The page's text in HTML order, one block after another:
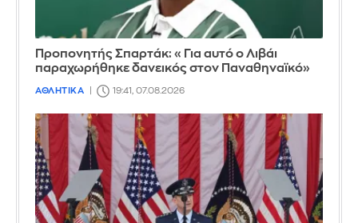
Προπονητής Σπαρτάκ: «Για αυτό ο Λιβάι
παραχωρήθηκε δανεικός στον Παναθηναϊκό»
ΑΘΛΗΤΙΚΑ 19:41, 07.08.2026